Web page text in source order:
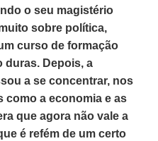
o seu magistério
sobre política,
curso de formação
duras. Depois, a
a se concentrar, nos
como a economia e as
que agora não vale a
é refém de um certo